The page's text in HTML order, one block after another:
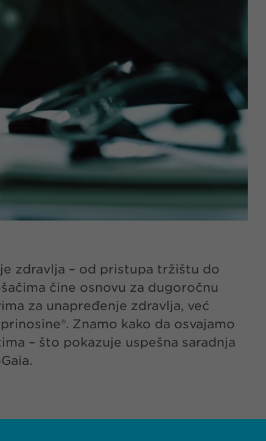
zdravlja – od pristupa tržištu do
čine osnovu za dugoročnu
za unapređenje zdravlja, već
Znamo kako da osvajamo
– što pokazuje uspešna saradnja